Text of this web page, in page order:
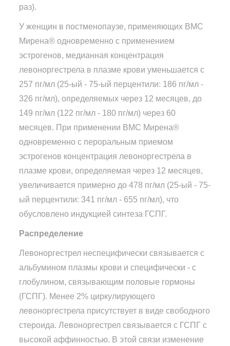
раз).
У женщин в постменопаузе, применяющих ВМС
Мирена® одновременно с применением
эстрогенов, медианная концентрация
левоноргестрела в плазме крови уменьшается с
257 пг/мл (25-ый - 75-ый перцентили: 186 пг/мл -
326 пг/мл), определяемых через 12 месяцев, до
149 пг/мл (122 пг/мл - 180 пг/мл) через 60
месяцев. При применении ВМС Мирена®
одновременно с пероральным приемом
эстрогенов концентрация левоноргестрела в
плазме крови, определяемая через 12 месяцев,
увеличивается примерно до 478 пг/мл (25-ый - 75-
ый перцентили: 341 пг/мл - 655 пг/мл), что
обусловлено индукцией синтеза ГСПГ.
Распределение
Левоноргестрел неспецифически связывается с
альбумином плазмы крови и специфически - с
глобулином, связывающим половые гормоны
(ГСПГ). Менее 2% циркулирующего
левоноргестрела присутствует в виде свободного
стероида. Левоноргестрел связывается с ГСПГ с
высокой аффинностью. В этой связи изменение